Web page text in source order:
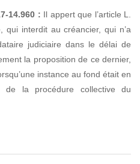
14.960 : Il appert que l’article L.
interdit au créancier, qui n’a
judiciaire dans le délai de
la proposition de ce dernier,
instance au fond était en
de la procédure collective du